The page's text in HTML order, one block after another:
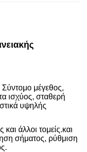
Σύντομο μέγεθος,
ισχύος, σταθερή
υψηλής
άλλοι τομείς.και
σήματος, ρύθμιση